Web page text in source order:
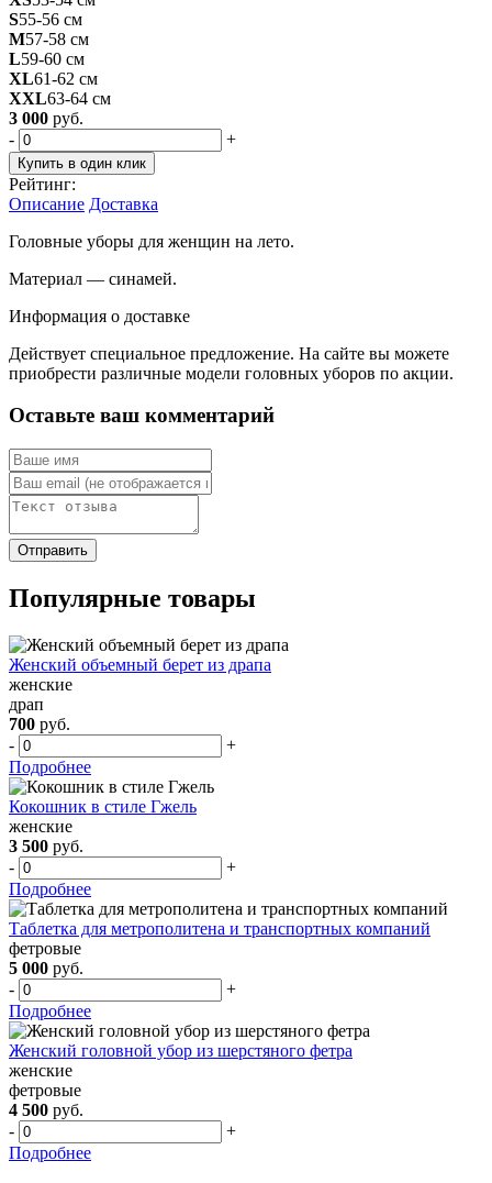
S55-56 см
M57-58 см
L59-60 см
XL61-62 см
XXL63-64 см
3 000 руб.
-
+
Купить в один клик
Рейтинг:
Описание Доставка
Головные уборы для женщин на лето.
Материал — синамей.
Информация о доставке
Действует специальное предложение. На сайте вы можете
приобрести различные модели головных уборов по акции.
Оставьте ваш комментарий
Популярные товары
Женский объемный берет из драпа
женские
драп
700 руб.
-
+
Подробнее
Кокошник в стиле Гжель
женские
3 500 руб.
-
+
Подробнее
Таблетка для метрополитена и транспортных компаний
фетровые
5 000 руб.
-
+
Подробнее
Женский головной убор из шерстяного фетра
женские
фетровые
4 500 руб.
-
+
Подробнее